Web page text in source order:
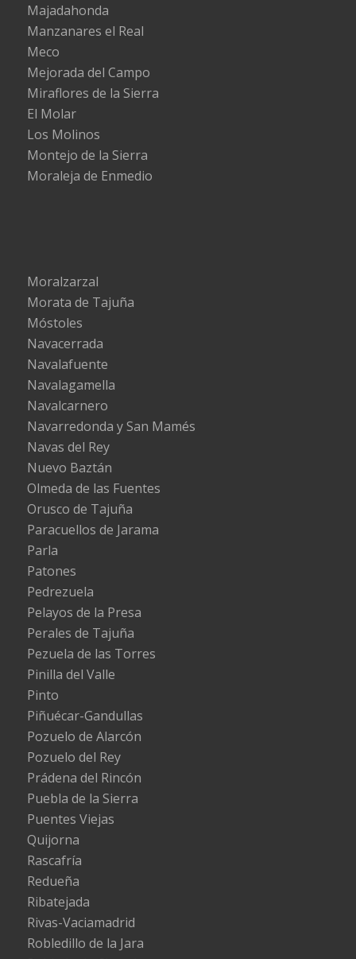
Majadahonda
Manzanares el Real
Meco
Mejorada del Campo
Miraflores de la Sierra
El Molar
Los Molinos
Montejo de la Sierra
Moraleja de Enmedio
Moralzarzal
Morata de Tajuña
Móstoles
Navacerrada
Navalafuente
Navalagamella
Navalcarnero
Navarredonda y San Mamés
Navas del Rey
Nuevo Baztán
Olmeda de las Fuentes
Orusco de Tajuña
Paracuellos de Jarama
Parla
Patones
Pedrezuela
Pelayos de la Presa
Perales de Tajuña
Pezuela de las Torres
Pinilla del Valle
Pinto
Piñuécar-Gandullas
Pozuelo de Alarcón
Pozuelo del Rey
Prádena del Rincón
Puebla de la Sierra
Puentes Viejas
Quijorna
Rascafría
Redueña
Ribatejada
Rivas-Vaciamadrid
Robledillo de la Jara